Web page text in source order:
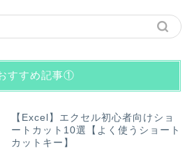
すすめ記事①
【Excel】エクセル初心者向けショ
ートカット10選【よく使うショート
カットキー】